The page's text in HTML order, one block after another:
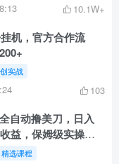
10.1W+
机，官方合作流
实战
103
自动撸美刀，日入
益，保姆级实操
精选课程